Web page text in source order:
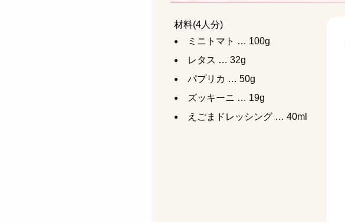
材料(4人分)
ミニトマト … 100g
レタス … 32g
パプリカ … 50g
ズッキーニ … 19g
えごまドレッシング … 40ml